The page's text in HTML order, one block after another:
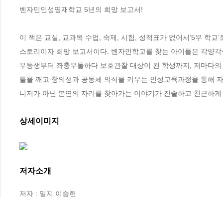
벤자민인성영재학교 5년의 희망 보고서!
이 책은 교실, 교과목 수업, 숙제, 시험, 성적표가 없어서‘5무 학
스토리이자 희망 보고서이다. 벤자민학교를 찾는 아이들은 각양
우등생부터 좌충우돌하다 보호관찰 대상이 된 학생까지, 저마다
틀을 깨고 창의성과 공동체 의식을 키우는 인성교육과정을 통해
니저가 아닌 본연의 자리를 찾아가는 이야기가 진솔하고 친근하
상세이미지
저자소개
저자 : 일지 이승헌